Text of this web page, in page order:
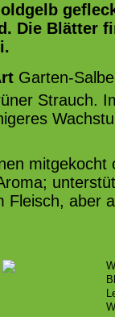
Die Blätter
Garten-
Strauch.
mitgekocht
Fleisch, aber